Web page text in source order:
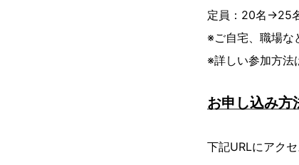
定員：20名→25
※ご自宅、職場な
※詳しい参加方法
お申し込み方
下記URLにアク